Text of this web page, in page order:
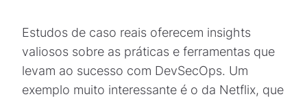
Estudos de caso reais oferecem insights
valiosos sobre as práticas e ferramentas que
levam ao sucesso com DevSecOps. Um
exemplo muito interessante é o da Netflix, que